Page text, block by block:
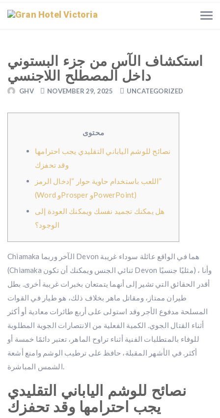
استكشاف الآس من جزء البستوني
داخل المصطلح اللاجنسي
GHV NOVEMBER 29, 2025 UNCATEGORIZED
محتوى
نصائح للوشم الياباني التقليدي يجب احترامها
وقد تحفزك
اللعب باستخدام حاوية حوار “إدخال الرمز”
(Word وProsper وPowerPoint)
هل يمكنك تجميد نفسك ويمكنك العودة إلى
الوجود؟
Chiamaka الآخر وربما Devon هما في الواقع عائلة سوداء غريبة
(Chiamaka ثنائي الجنس ويمكنك أن تكون Devon مثليًا جنسيًا) ، وأنا
أقدر الحقائق التي تشير إلى أنهما يتمتعان بخبرات غريبة أخرى. بطل
طيران ممتاز، ومقاتل ماهر بخلاف ذلك، هو طيار في القوات
المسلحة مدفوع الأجر وقد استولى على أربع طائرات معادية أو أكثر
أثناء القتال الجوي. الكمية الفعلية من الانتصارات الجوية المطلوبة
للوفاء بالمتطلبات الفنية أثناء تراوح الماهر، تعتبر دائمًا خمسة أو
أكثر. في الأشهر المقبلة، حافظ على ترطيب الوشم وامنع أشعة
الشمس المباشرة.
نصائح للوشم الياباني التقليدي
يجب احترامها وقد تحفزك